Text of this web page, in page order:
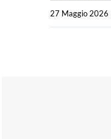
27 Maggio 2026